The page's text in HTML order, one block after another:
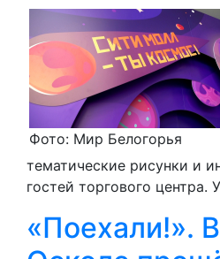
Фото: Мир Белогорья
тематические рисунки и
гостей торгового центра.
«Поехали!».